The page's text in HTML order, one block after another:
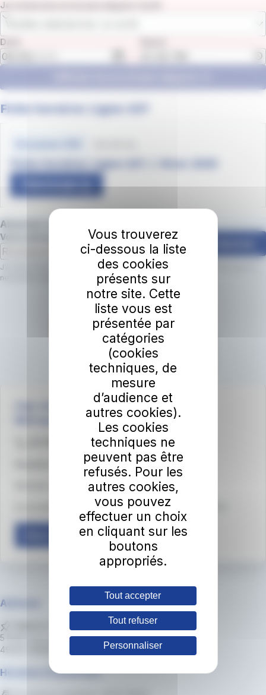
Je recherche un horaire depuis l'arrêt
Date
Fiche horaires Ligne-107
horaires
Fiche horaires Ligne-107 / Hiver 2025
Abonnez-vous à la newsletter irigo 📩
Votre adresse email
J’accepte que le réseau irigo utilise mon adresse email pour m’envoyer la
newsletter irigo.
En savoir plus.
irigo, les services mobilité d'Angers Loire
02 41 33 64 64
Sourds et malentendants - Accédez à LSF
Médiateur du groupe RATP
Accessibilité du site : partiellement conforme (83,61%)
Nous contacter
Adresse
5 Place de Lorraine
49000 ANGERS
Horaires d'ouverture
Vous trouverez
ci-dessous la liste
des cookies
présents sur
notre site. Cette
liste vous est
présentée par
catégories
(cookies
techniques, de
mesure
d’audience et
autres cookies).
Les cookies
techniques ne
peuvent pas être
refusés. Pour les
autres cookies,
vous pouvez
effectuer un choix
en cliquant sur les
boutons
appropriés.
Tout accepter
Tout refuser
Personnaliser